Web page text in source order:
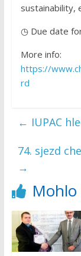
sustainability,
◷ Due date
More info:
https://
rd
← IUPAC
74. sjezd
→